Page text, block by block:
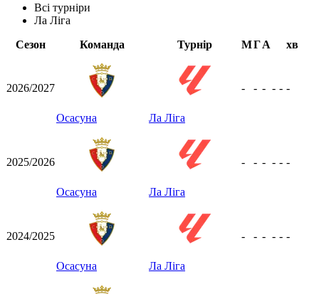
Всі турніри
Ла Ліга
Сезон
Команда Турнір МГА хв
2026/2027
Осасуна Ла Ліга
- - - - - -
2025/2026
Осасуна Ла Ліга
- - - - - -
2024/2025
Осасуна Ла Ліга
- - - - - -